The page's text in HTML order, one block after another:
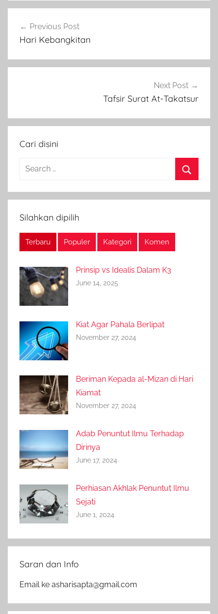
navigation
Previous Post
Hari Kebangkitan
Next Post
Tafsir Surat At-Takatsur
Cari disini
Search
Silahkan dipilih
Terbaru Populer Kategori Komen
Prinsip vs Idealis Dalam K3
June 14, 2025
Kiat Agar Pahala Berlipat
November 27, 2024
Beriman Kepada al-Mizan di Hari
Kiamat
November 27, 2024
Adab Penuntut Ilmu Terhadap
Dirinya
June 17, 2024
Perhiasan Akhlak Penuntut Ilmu
Sejati
June 1, 2024
Saran dan Info
Email ke asharisapta@gmail.com